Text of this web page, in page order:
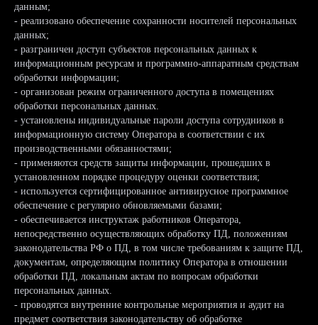
данным;
- реализовано обеспечение сохранности носителей персональных
данных;
- разграничен доступ субъектов персональных данных к
информационным ресурсам и программно-аппаратным средствам
обработки информации;
- организован режим ограниченного доступа в помещениях
обработки персональных данных.
- установлены индивидуальные пароли доступа сотрудников в
информационную систему Оператора в соответствии с их
производственными обязанностями;
- применяются средств защиты информации, прошедших в
установленном порядке процедуру оценки соответствия;
- используется сертифицированное антивирусное программное
обеспечение с регулярно обновляемыми базами;
- обеспечивается инструктаж работников Оператора,
непосредственно осуществляющих обработку ПД, положениям
законодательства РФ о ПД, в том числе требованиям к защите ПД,
документам, определяющим политику Оператора в отношении
обработки ПД, локальным актам по вопросам обработки
персональных данных.
- проводятся внутренние контрольные мероприятия и аудит на
предмет соответствия законодательству об обработке
ГЛАВНАЯ
О НАС
ПРОЕКТЫ
ПОДДЕРЖКА
ПРОДУКТЫ
+7 (495) 478-18-35
КОНТАКТЫ